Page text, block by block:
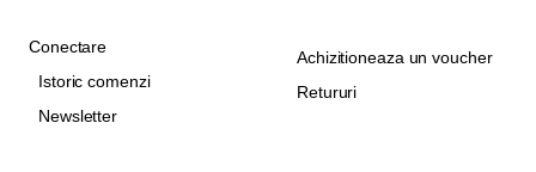
Conectare
Istoric comenzi
Newsletter
Achizitioneaza un voucher
Retururi